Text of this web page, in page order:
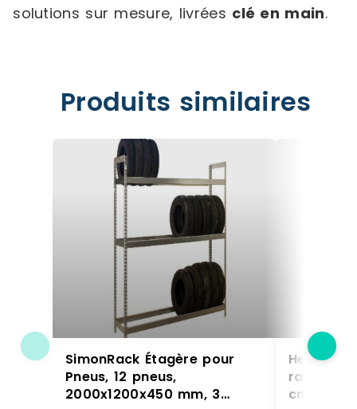
solutions sur mesure, livrées clé en main.
Produits similaires
SimonRack Étagère pour
Pneus, 12 pneus,
2000x1200x450 mm, 3
cm